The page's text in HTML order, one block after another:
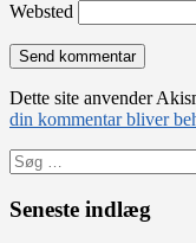
Websted
Dette site anvender
din kommentar bliver
Søg
efter:
Seneste indlæg